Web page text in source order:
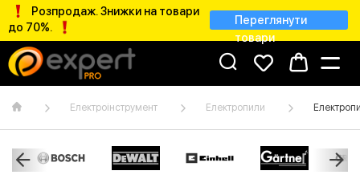
Розпродаж. Знижки на товари
до 70%.
Переглянути
товари
Електроінструмент Електропили